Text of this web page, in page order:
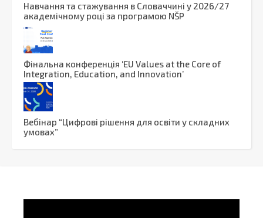
Навчання та стажування в Словаччині у 2026/27
академічному році за програмою NŠP
Фінальна конференція ‘EU Values at the Core of
Integration, Education, and Innovation’
Вебінар “Цифрові рішення для освіти у складних
умовах”